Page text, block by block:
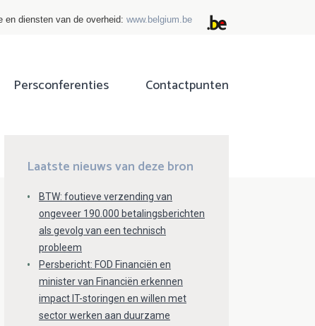
en diensten van de overheid: www.belgium.be
Persconferenties Contactpunten
Laatste nieuws van deze bron
BTW: foutieve verzending van
ongeveer 190.000 betalingsberichten
als gevolg van een technisch
probleem
Persbericht: FOD Financiën en
minister van Financiën erkennen
impact IT-storingen en willen met
sector werken aan duurzame